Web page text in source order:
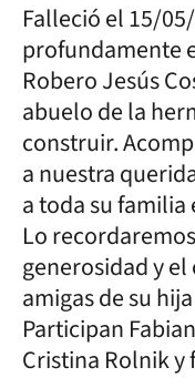
Falleció el 15/
profundamente
Robero Jesús
abuelo de la
construir.
a nuestra
a toda su
Lo
generosidad y
amigas de su
Participan
Cristina Rolnik y